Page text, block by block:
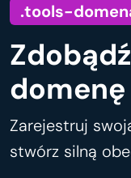
.tools-
Zarejestruj
stwórz silną